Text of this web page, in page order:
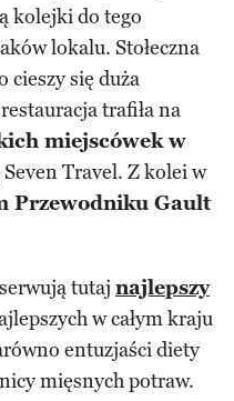
kolejki do tego
lokalu. Stołeczna
się duża
trafiła na
miejscówek w
Seven Travel. Z kolei w
Przewodniku Gault
tutaj najlepszy
w całym kraju
entuzjaści diety
mięsnych potraw.